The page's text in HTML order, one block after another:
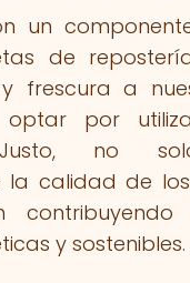
un
de
frescura a
optar por
no
calidad de los
y sostenibles.